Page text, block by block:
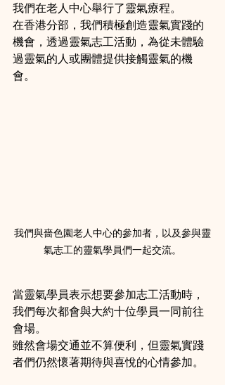
我們在老人中心舉行了靈氣療程。
在香港分部，我們積極創造靈氣實踐的
機會，透過靈氣志工活動，為從未體驗
過靈氣的人或團體提供接觸靈氣的機
會。
我們與嗇色園老人中心的參加者，以及參與靈
氣志工的靈氣學員們一起交流。
當靈氣學員表示想要參加志工活動時，
我們每次都會與大約十位學員一同前往
會場。
雖然會場交通並不算便利，但靈氣實踐
者們仍然懷著期待與喜悅的心情參加。